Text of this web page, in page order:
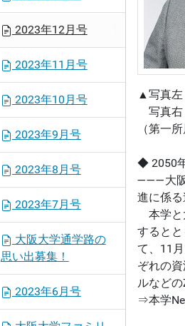
▲写真左
写真右
（第一
◆ 2050
―――大阪
進に係
本学と
すると
て、11
ぞれの
ルなど
⇒本学
2023年12月号
2023年11月号
2023年10月号
2023年9月号
2023年8月号
2023年7月号
大阪大学通学路の
思い出募集！
2023年6月号